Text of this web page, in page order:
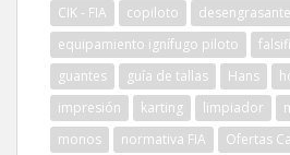
CIK - FIA
copiloto
desengrasante
equipamiento ignífugo piloto
guantes
guía de tallas Hans
impresión
karting limpiador
monos
normativa FIA Ofertas